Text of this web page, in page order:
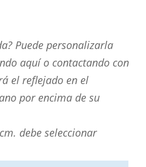
Puede personalizarla
aquí o contactando con
el reflejado en el
por encima de su
debe seleccionar